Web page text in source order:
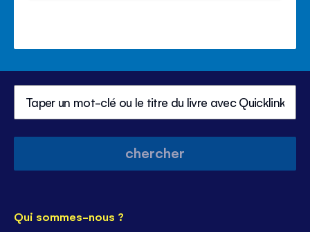
chercher
Qui sommes-nous ?